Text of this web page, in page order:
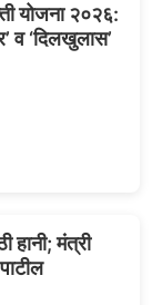
योजना २०२६:
व ‘दिलखुलास’
हानी; मंत्री